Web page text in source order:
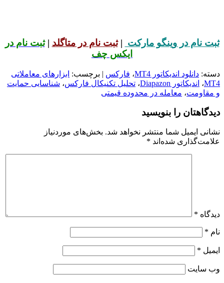
ثبت نام در وینگو مارکت |ثبت نام در متاگلد |ثبت نام در
ایکس چف
دسته: دانلود اندیکاتور MT4 ، فارکس | برچسب: ابزارهای معاملاتی
MT4، اندیکاتور Diapazon ، تحلیل تکنیکال فارکس، شناسایی حمایت
و مقاومت، معامله در محدوده قیمتی
دیدگاهتان را بنویسید
نشانی ایمیل شما منتشر نخواهد شد. بخش‌های موردنیاز
علامت‌گذاری شده‌اند *
دیدگاه *
نام *
ایمیل *
وب‌ سایت